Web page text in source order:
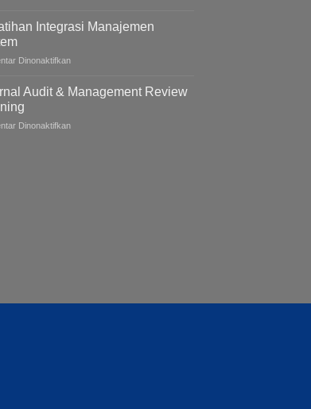
Document
Integrasi Manajemen
Dinonaktifkanpada
Integrasi
Manajemen
Audit & Management Review
Dinonaktifkanpada